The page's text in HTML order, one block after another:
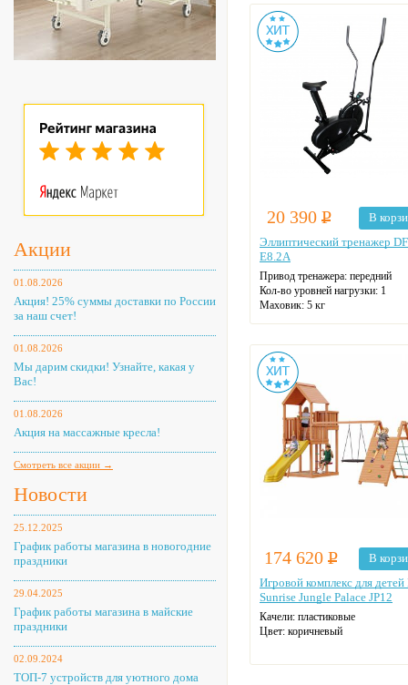
Акции
01.08.2026
Акция! 25% суммы доставки по России
за наш счет!
01.08.2026
Мы дарим скидки! Узнайте, какая у
Вас!
01.08.2026
Акция на массажные кресла!
Смотреть все акции →
Новости
25.12.2025
График работы магазина в новогодние
праздники
29.04.2025
График работы магазина в майские
праздники
02.09.2024
ТОП-7 устройств для уютного дома
20 390 Р
В
Эллиптический тренажер
E8.2A
Привод тренажера: передний
Кол-во уровней нагрузки: 1
Маховик: 5 кг
Цвет: черный
174 620 Р
В
Игровой комплекс для детей
Sunrise Jungle Palace JP12
Качели: пластиковые
Цвет: коричневый